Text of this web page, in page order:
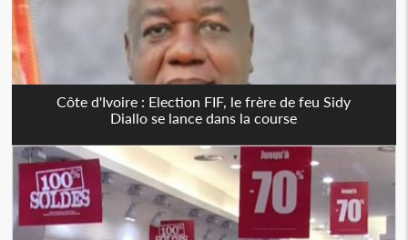
Côte d'Ivoire : Election FIF, le frère de feu Sidy
Diallo se lance dans la course